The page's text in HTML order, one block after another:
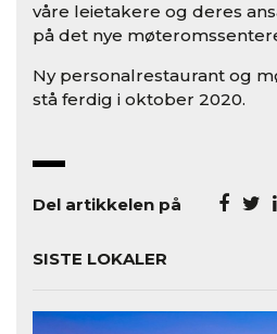
våre leietakere og deres
på det nye
Ny personalrestaurant og
stå ferdig i oktober 2020.
Del artikkelen på
SISTE LOKALER